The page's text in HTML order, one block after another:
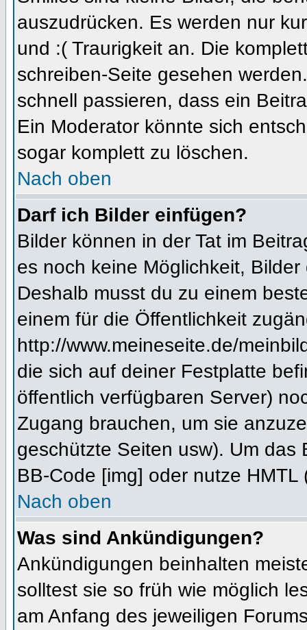
auszudrücken. Es werden nur
und :( Traurigkeit an. Die
schreiben-Seite gesehen
schnell passieren, dass ein
Ein Moderator könnte sich
sogar komplett zu löschen.
Nach oben
Darf ich Bilder einfügen?
Bilder können in der Tat im
es noch keine Möglichkeit,
Deshalb musst du zu einem
einem für die Öffentlichkeit
http://www.meineseite.de/
die sich auf deiner Festplatte
öffentlich verfügbaren Server)
Zugang brauchen, um sie
geschützte Seiten usw). Um
BB-Code [img] oder nutze HMTL
Nach oben
Was sind Ankündigungen?
Ankündigungen beinhalten
solltest sie so früh wie möglich
am Anfang des jeweiligen